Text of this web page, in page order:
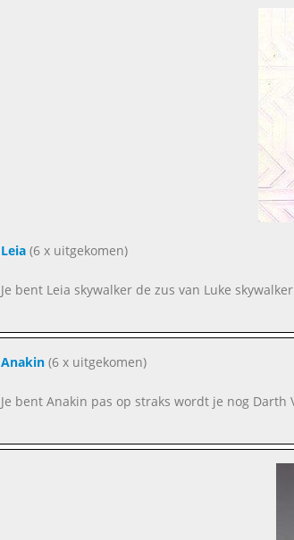
Leia(6 x uitgekomen)
Je bent Leia skywalker de zus van Luke
Anakin(6 x uitgekomen)
Je bent Anakin pas op straks wordt je nog